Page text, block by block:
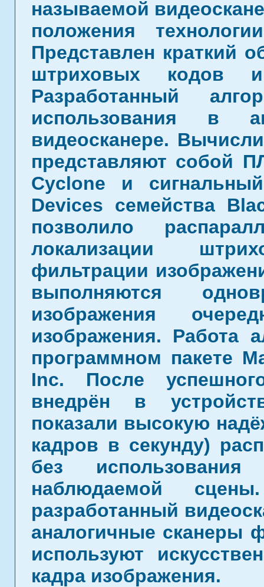
называемой
положения
Представлен краткий
штриховых кодов
Разработанный
использования в
видеосканере.
представляют собой
Cyclone и
Devices семейства
позволило
локализации
фильтрации
выполняются
изображения
изображения. Работа
программном пакете
Inc. После
внедрён в
показали высокую
кадров в секунду)
без использования
наблюдаемой
разработанный
аналогичные сканеры
используют
кадра изображения.